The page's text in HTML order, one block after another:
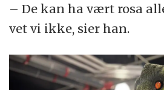
– De kan ha vært rosa
vet vi ikke, sier han.